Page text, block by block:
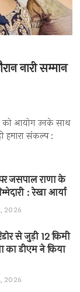
नारी सम्मान
को आयोग उनके साथ
हमारा संकल्प :
जसपाल राणा के
: रेखा आर्या
2026
से जुड़ी 12 किमी
का डीएम ने किया
2026